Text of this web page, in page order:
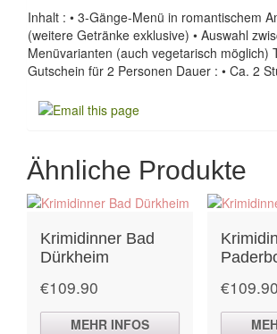
Inhalt : • 3-Gänge-Menü in romantischem
(weitere Getränke exklusive) • Auswahl
Menüvarianten (auch vegetarisch möglich)
Gutschein für 2 Personen Dauer : • Ca. 2
Ähnliche Produkte
Krimidinner Bad
Dürkheim
€109.90
MEHR INFOS
€109.90